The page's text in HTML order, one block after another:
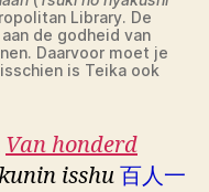
Library. De
de godheid van
Daarvoor moet je
is Teika ook
Van honderd
isshu百人一